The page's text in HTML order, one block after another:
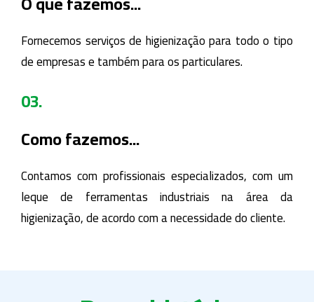
Fornecemos serviços de higienização para todo o tipo
de empresas e também para os particulares.
03.
Como fazemos...
Contamos com profissionais especializados, com um
leque de ferramentas industriais na área da
higienização, de acordo com a necessidade do cliente.